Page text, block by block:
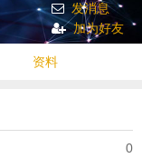
发消息
加为好友
资料
0